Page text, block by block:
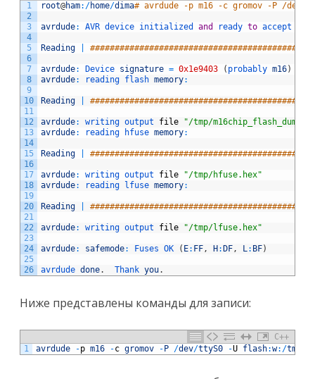
1
2
3
4
5
6
7
8
9
10
11
12
13
14
15
16
17
18
19
20
21
22
23
24
25
26
root@ham: /home/dima# avrdude -p m16 -c gromov -P /
avrdude: AVR device initialized and ready to accept
Reading
avrdude: Device signature = 0x1e9403 ( probably m16)
avrdude: reading flash memory:
Reading
avrdude: writing output file
"/tmp/
avrdude: reading hfuse memory:
Reading
avrdude: writing output file
"/tmp/hfuse.hex"
avrdude: reading lfuse memory:
Reading
avrdude: writing output file "/tmp/lfuse.hex"
avrdude: safemode: Fuses OK ( E: FF, H : DF, L: BF)
avrdude done. Thank you.
Ниже представлены команды для записи:
C++
1
avrdude -p m16 -c gromov - P /dev/ttyS0 -U flash:w: /tmp